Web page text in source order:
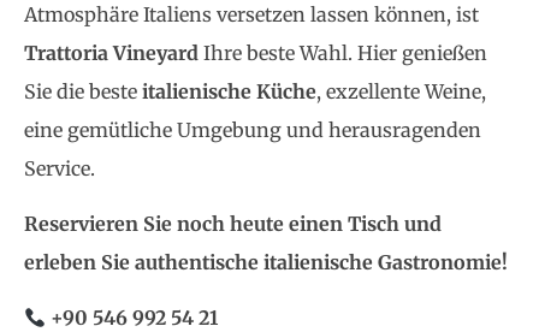
Atmosphäre Italiens versetzen lassen können, ist
Trattoria Vineyard Ihre beste Wahl. Hier genießen
Sie die beste italienische Küche, exzellente Weine,
eine gemütliche Umgebung und herausragenden
Service.
Reservieren Sie noch heute einen Tisch und
erleben Sie authentische italienische Gastronomie!
+90 546 992 54 21